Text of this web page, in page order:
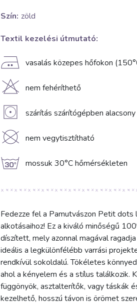
Szín: zöld
Textil kezelési útmutató:
E vasalás közepes hőfokon
H nem fehéríthető
V szárítás szárítógépben
K nem vegytisztítható
g mossuk 30°C hőmérsékleten
Fedezze fel a Pamutvászon Petit
alkotásaihoz! Ez a kiváló minőségű
díszített, mely azonnal magával
ideális a legkülönfélébb varrási
rendkívül sokoldalú. Tökéletes
ahol a kényelem és a stílus találkozik.
függönyök, asztalterítők, vagy táskák
kezelhető, hosszú távon is örömet